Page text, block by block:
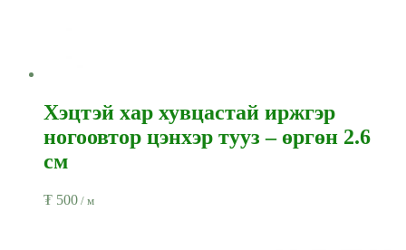
Хэцтэй хар хувцастай иржгэр
ногоовтор цэнхэр тууз – өргөн 2.6
см
₮ 500 / м